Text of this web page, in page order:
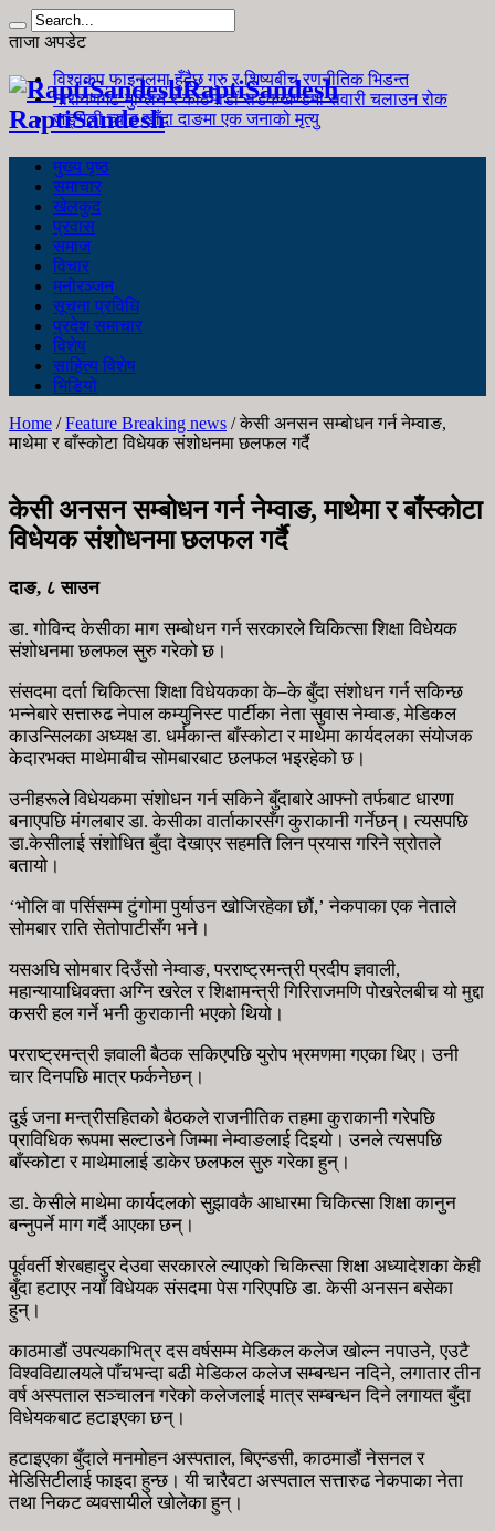
ताजा अपडेट
विश्वकप फाइनलमा हुँदैछ गुरु र शिष्यबीच रणनीतिक भिडन्त
नारायणगढ-मुग्लिन र काठमाडौं सडकखण्डमा सवारी चलाउन रोक
जङ्गली च्याउ खाँदा दाङमा एक जनाको मृत्यु
RaptiSandesh
RaptiSandesh
मुख्य पृष्ठ
समाचार
खेलकुद
प्रवास
समाज
विचार
मनोरञ्जन
सूचना प्रविधि
प्रदेश समाचार
विशेष
साहित्य विशेष
भिडियो
Home /Feature Breaking news /केसी अनसन सम्बोधन गर्न नेम्वाङ,
माथेमा र बाँस्कोटा विधेयक संशोधनमा छलफल गर्दै
केसी अनसन सम्बोधन गर्न नेम्वाङ, माथेमा र बाँस्कोटा
विधेयक संशोधनमा छलफल गर्दै
दाङ, ८ साउन
डा. गोविन्द केसीका माग सम्बोधन गर्न सरकारले चिकित्सा शिक्षा विधेयक
संशोधनमा छलफल सुरु गरेको छ।
संसदमा दर्ता चिकित्सा शिक्षा विधेयकका के–के बुँदा संशोधन गर्न सकिन्छ
भन्नेबारे सत्तारुढ नेपाल कम्युनिस्ट पार्टीका नेता सुवास नेम्वाङ, मेडिकल
काउन्सिलका अध्यक्ष डा. धर्मकान्त बाँस्कोटा र माथेमा कार्यदलका संयोजक
केदारभक्त माथेमाबीच सोमबारबाट छलफल भइरहेको छ।
उनीहरूले विधेयकमा संशोधन गर्न सकिने बुँदाबारे आफ्नो तर्फबाट धारणा
बनाएपछि मंगलबार डा. केसीका वार्ताकारसँग कुराकानी गर्नेछन्। त्यसपछि
डा.केसीलाई संशोधित बुँदा देखाएर सहमति लिन प्रयास गरिने स्रोतले
बतायो।
‘भोलि वा पर्सिसम्म टुंगोमा पुर्याउन खोजिरहेका छौं,’ नेकपाका एक नेताले
सोमबार राति सेतोपाटीसँग भने।
यसअघि सोमबार दिउँसो नेम्वाङ, परराष्ट्रमन्त्री प्रदीप ज्ञवाली,
महान्यायाधिवक्ता अग्नि खरेल र शिक्षामन्त्री गिरिराजमणि पोखरेलबीच यो मुद्दा
कसरी हल गर्ने भनी कुराकानी भएको थियो।
परराष्ट्रमन्त्री ज्ञवाली बैठक सकिएपछि युरोप भ्रमणमा गएका थिए। उनी
चार दिनपछि मात्र फर्कनेछन्।
दुई जना मन्त्रीसहितको बैठकले राजनीतिक तहमा कुराकानी गरेपछि
प्राविधिक रूपमा सल्टाउने जिम्मा नेम्वाङलाई दिइयो। उनले त्यसपछि
बाँस्कोटा र माथेमालाई डाकेर छलफल सुरु गरेका हुन्।
डा. केसीले माथेमा कार्यदलको सुझावकै आधारमा चिकित्सा शिक्षा कानुन
बन्नुपर्ने माग गर्दै आएका छन्।
पूर्ववर्ती शेरबहादुर देउवा सरकारले ल्याएको चिकित्सा शिक्षा अध्यादेशका केही
बुँदा हटाएर नयाँ विधेयक संसदमा पेस गरिएपछि डा. केसी अनसन बसेका
हुन्।
काठमाडौं उपत्यकाभित्र दस वर्षसम्म मेडिकल कलेज खोल्न नपाउने, एउटै
विश्वविद्यालयले पाँचभन्दा बढी मेडिकल कलेज सम्बन्धन नदिने, लगातार तीन
वर्ष अस्पताल सञ्चालन गरेको कलेजलाई मात्र सम्बन्धन दिने लगायत बुँदा
विधेयकबाट हटाइएका छन्।
हटाइएका बुँदाले मनमोहन अस्पताल, बिएन्डसी, काठमाडौं नेसनल र
मेडिसिटीलाई फाइदा हुन्छ। यी चारैवटा अस्पताल सत्तारुढ नेकपाका नेता
तथा निकट व्यवसायीले खोलेका हुन्।